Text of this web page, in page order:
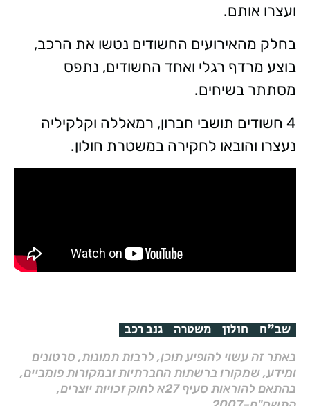
ועצרו אותם.
בחלק מהאירועים החשודים נטשו את הרכב,
בוצע מרדף רגלי ואחד החשודים, נתפס
מסתתר בשיחים.
4 חשודים תושבי חברון, רמאללה וקלקיליה
נעצרו והובאו לחקירה במשטרת חולון.
שב"ח חולון משטרה גנב רכב
באתר זה עשוי להופיע תוכן, לרבות תמונות, סרטונים
ומידע, שמקורו ברשתות החברתיות ובמקורות פומביים,
בהתאם להוראות סעיף 27א לחוק זכויות יוצרים,